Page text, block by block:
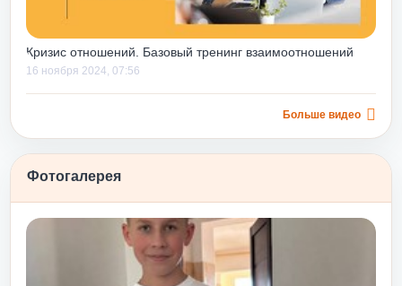
навыки,
ошибки, еще
и минимизировать
в будущем.
не только строить
уровня, дает
навыков их
еще и потому,
на уже
Кризис отношений. Базовый тренинг взаимоотношений
16 ноября 2024, 07:56
Больше видео
Фотогалерея